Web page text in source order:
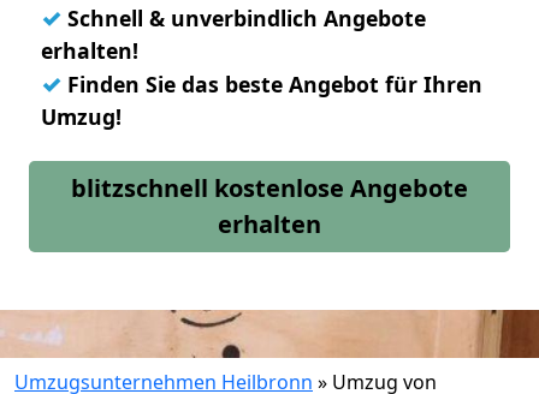
✓ Schnell & unverbindlich Angebote
erhalten!
✓ Finden Sie das beste Angebot für Ihren
Umzug!
blitzschnell kostenlose Angebote
erhalten
Umzugsunternehmen Heilbronn » Umzug von